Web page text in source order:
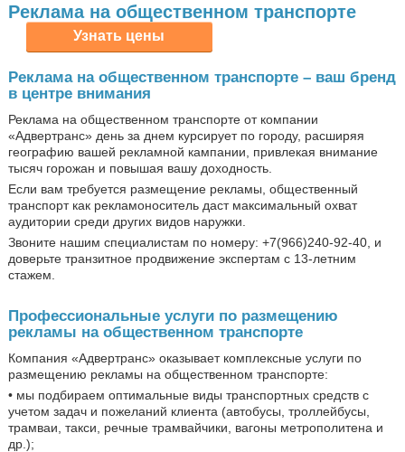
Реклама на общественном транспорте
Реклама на общественном транспорте – ваш бренд
в центре внимания
Реклама на общественном транспорте от компании
«Адвертранс» день за днем курсирует по городу, расширяя
географию вашей рекламной кампании, привлекая внимание
тысяч горожан и повышая вашу доходность.
Если вам требуется размещение рекламы, общественный
транспорт как рекламоноситель даст максимальный охват
аудитории среди других видов наружки.
Звоните нашим специалистам по номеру: +7(966)240-92-40, и
доверьте транзитное продвижение экспертам с 13-летним
стажем.
Профессиональные услуги по размещению
рекламы на общественном транспорте
Компания «Адвертранс» оказывает комплексные услуги по
размещению рекламы на общественном транспорте:
• мы подбираем оптимальные виды транспортных средств с
учетом задач и пожеланий клиента (автобусы, троллейбусы,
трамваи, такси, речные трамвайчики, вагоны метрополитена и
др.);